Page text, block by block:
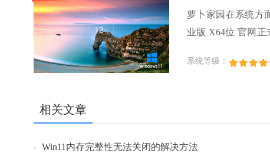
萝卜家园在系统方
业版 X64位 官网
的加速，使得软
略，WINDOWS11
系统等级：
相关文章
Win11内存完整性无法关闭的解决方法